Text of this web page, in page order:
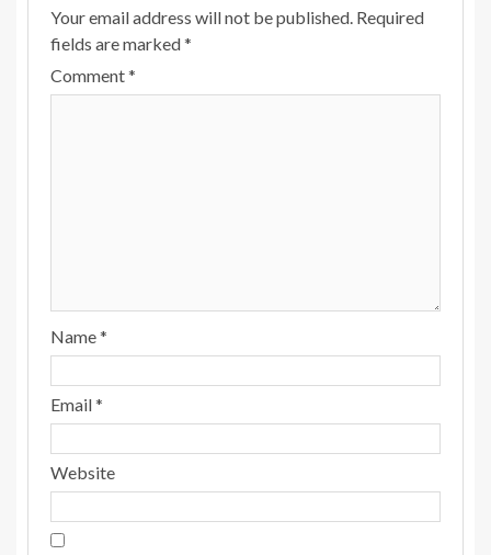
Your email address will not be published. Required
fields are marked*
Comment*
Name*
Email*
Website